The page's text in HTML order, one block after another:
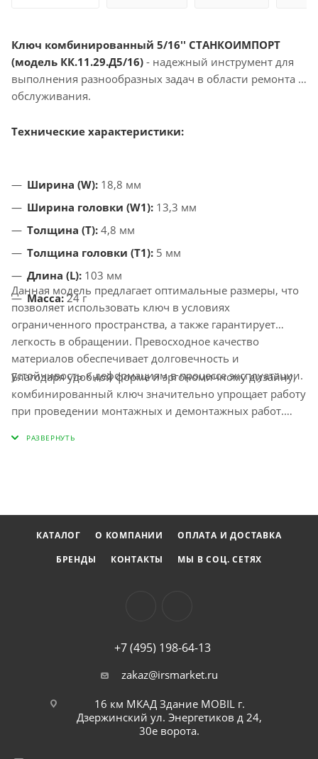
Ключ комбинированный 5/16'' СТАНКОИМПОРТ
(модель КК.11.29.Д5/16) - надежный инструмент для
выполнения разнообразных задач в области ремонта и
обслуживания.
Технические характеристики:
Ширина (W): 18,8 мм
Ширина головки (W1): 13,3 мм
Толщина (T): 4,8 мм
Толщина головки (T1): 5 мм
Длина (L): 103 мм
Масса:24 г
Данная модель предлагает оптимальные размеры, что
позволяет использовать ключ в условиях
ограниченного пространства, а также гарантирует
легкость в обращении. Превосходное качество
материалов обеспечивает долговечность и
устойчивость к деформациям в процессе эксплуатации.
Благодаря удобной форме и эргономичному дизайну,
комбинированный ключ значительно упрощает работу
при проведении монтажных и демонтажных работ.
профессиональные задачи или мелкий ремонт в
КАТАЛОГ О КОМПАНИИ
ОПЛАТА И ДОСТАВКА
БРЕНДЫ
КОНТАКТЫ МЫ В СОЦ. СЕТЯХ
+7 (495) 198-64-13
zakaz@irsmarket.ru
16 км МКАД Здание MOBIL г.
Дзержинский ул. Энергетиков д 24,
30е ворота.